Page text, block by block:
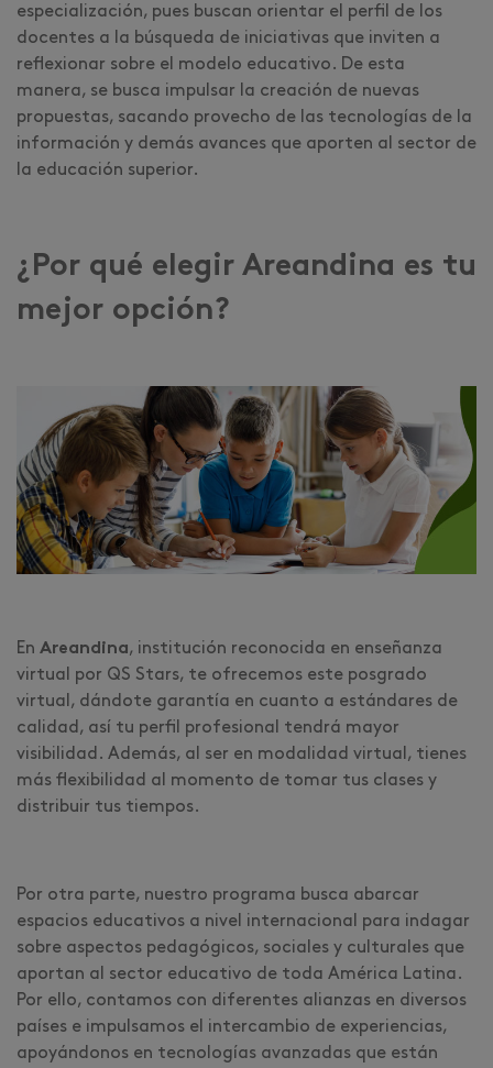
especialización, pues buscan orientar el perfil de los
docentes a la búsqueda de iniciativas que inviten a
reflexionar sobre el modelo educativo. De esta
manera, se busca impulsar la creación de nuevas
propuestas, sacando provecho de las tecnologías de la
información y demás avances que aporten al sector de
la educación superior.
¿Por qué elegir Areandina es tu
mejor opción?
En Areandina, institución reconocida en enseñanza
virtual por QS Stars, te ofrecemos este posgrado
virtual, dándote garantía en cuanto a estándares de
calidad, así tu perfil profesional tendrá mayor
visibilidad. Además, al ser en modalidad virtual, tienes
más flexibilidad al momento de tomar tus clases y
distribuir tus tiempos.
Por otra parte, nuestro programa busca abarcar
espacios educativos a nivel internacional para indagar
sobre aspectos pedagógicos, sociales y culturales que
aportan al sector educativo de toda América Latina.
Por ello, contamos con diferentes alianzas en diversos
países e impulsamos el intercambio de experiencias,
apoyándonos en tecnologías avanzadas que están